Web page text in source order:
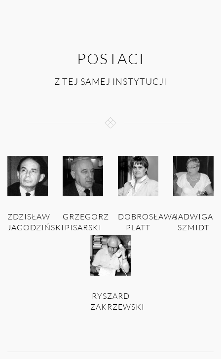
POSTACI
Z TEJ SAMEJ INSTYTUCJI
ZDZISŁAW
JAGODZIŃSKI
GRZEGORZ
PISARSKI
DOBROSŁAWA
PLATT
JADWIGA
SZMIDT
RYSZARD
ZAKRZEWSKI